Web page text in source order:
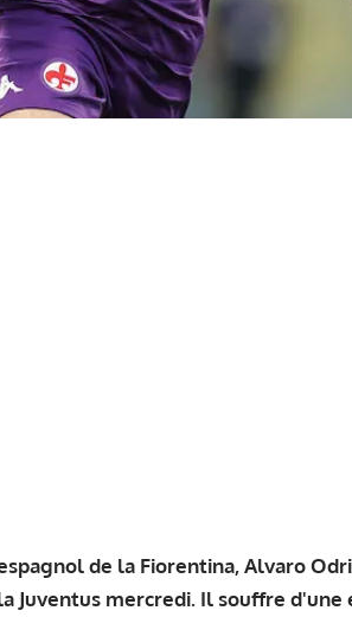
de la Fiorentina, Alvaro
Juventus mercredi. Il souffre